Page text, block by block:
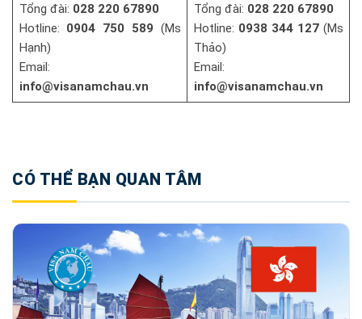
Tổng đài: 028 220 67890
Hotline: 0904 750 589 (Ms
Hạnh)
Email:
info@visanamchau.vn
Tổng đài: 028 220 67890
Hotline: 0938 344 127(Ms
Thảo)
Email:
info@visanamchau.vn
CÓ THỂ BẠN QUAN TÂM